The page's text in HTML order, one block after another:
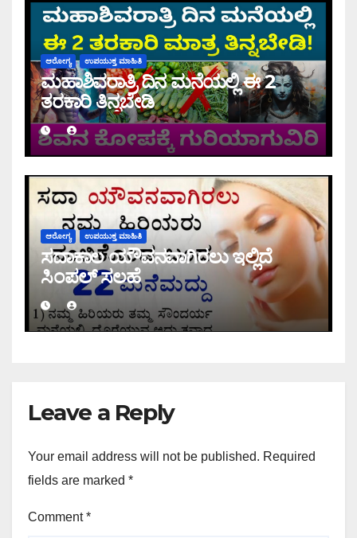
ಆರೋಗ್ಯ ಉಪಯುಕ್ತ ಮಾಹಿತಿ
ಮಹಾಶಿವರಾತ್ರಿ ದಿನ ಮನೆಯಲ್ಲಿ ಈ 2
ತರಕಾರಿ ತಿನ್ನಬೇಡಿ
ಆರೋಗ್ಯ ಉಪಯುಕ್ತ ಮಾಹಿತಿ
ಸದಾಕಾಲ ಯೌವನವಾಗಿರಲು ಇಲ್ಲಿದೆ
ಸಿಂಪಲ್ ಸಲಹೆ
Leave a Reply
Your email address will not be published. Required
fields are marked *
Comment*